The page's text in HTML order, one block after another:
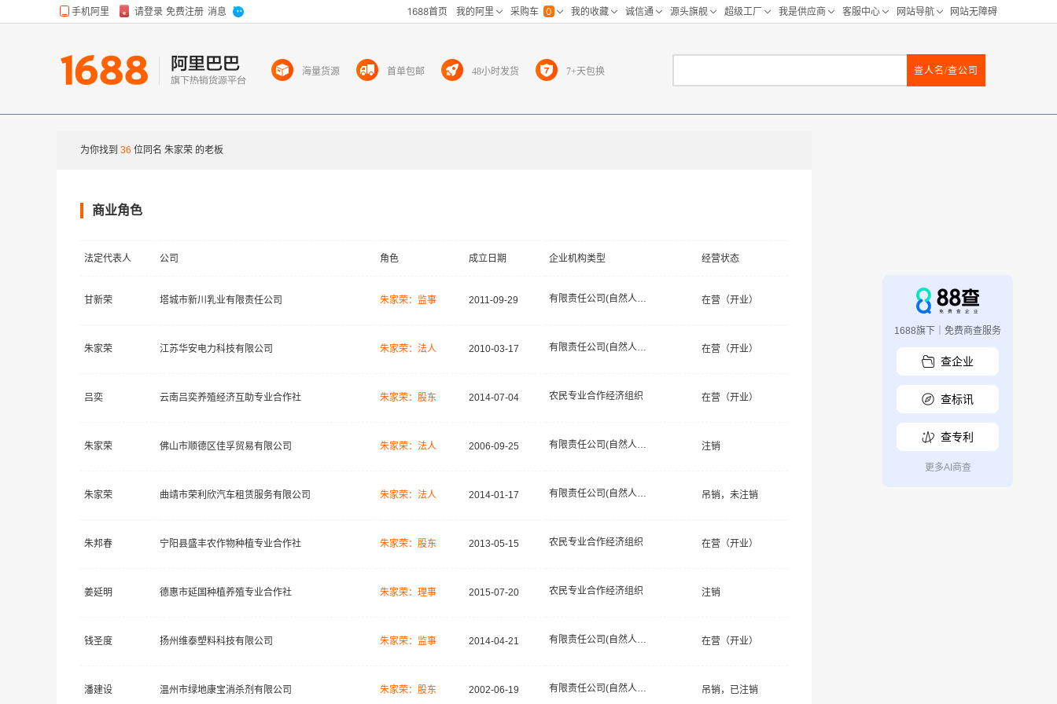
海量货源 首单包邮 48小时发货 7+天包换 查人名/查公司
为你找到 36 位同名 朱家荣 的老板
商业角色
法定代表人 公司 角色 成立日期 企业机构类型 经营状态
甘新荣 塔城市新川乳业有限责任公司 朱家荣：监事 2011-09-29 有限责任公司(自然人投资或控股) 在营（开业）
朱家荣 江苏华安电力科技有限公司 朱家荣：法人 2010-03-17 有限责任公司(自然人独资) 在营（开业）
吕奕 云南吕奕养殖经济互助专业合作社 朱家荣：股东 2014-07-04 农民专业合作经济组织 在营（开业）
朱家荣 佛山市顺德区佳孚贸易有限公司 朱家荣：法人 2006-09-25 有限责任公司(自然人投资或控股) 注销
朱家荣 曲靖市荣利欣汽车租赁服务有限公司 朱家荣：法人 2014-01-17 有限责任公司(自然人独资) 吊销，未注销
朱邦春 宁阳县盛丰农作物种植专业合作社 朱家荣：股东 2013-05-15 农民专业合作经济组织 在营（开业）
姜延明 德惠市延国种植养殖专业合作社 朱家荣：理事 2015-07-20 农民专业合作经济组织 注销
钱圣度 扬州维泰塑料科技有限公司 朱家荣：监事 2014-04-21 有限责任公司(自然人投资或控股) 在营（开业）
潘建设 温州市绿地康宝消杀剂有限公司 朱家荣：股东 2002-06-19 有限责任公司(自然人投资或控股) 吊销，已注销
1688旗下｜免费商查服务
查企业
查标讯
查专利
更多AI商查